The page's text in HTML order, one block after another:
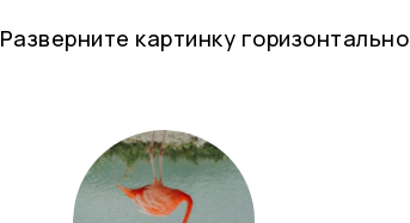
Разверните картинку горизонтально